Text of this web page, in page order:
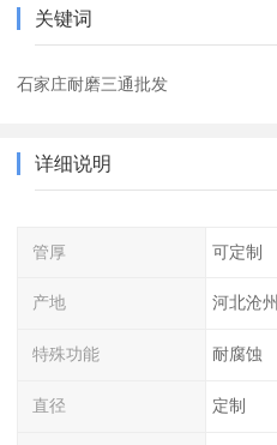
关键词
石家庄耐磨三通批发
详细说明
管厚 可定制
产地 河北沧州
特殊功能 耐腐蚀
直径 定制